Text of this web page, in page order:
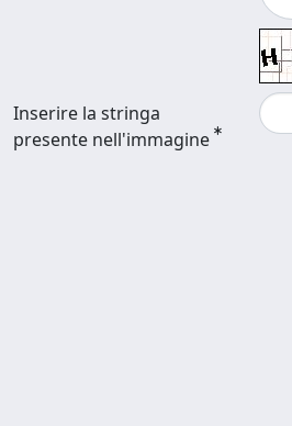
Inserire la stringa
presente nell'immagine